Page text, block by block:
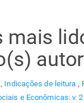
mais
Indicações de leitura ,
e Econômicas: v.